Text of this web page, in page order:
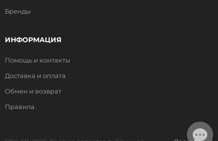
Бренды
ИНФОРМАЦИЯ
Помощь и контакты
Доставка и оплата
Обмен и возврат
Правила